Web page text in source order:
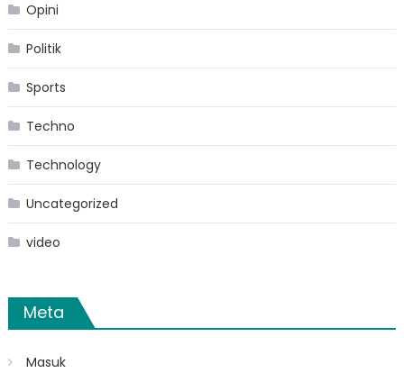
Opini
Politik
Sports
Techno
Technology
Uncategorized
video
Meta
Masuk